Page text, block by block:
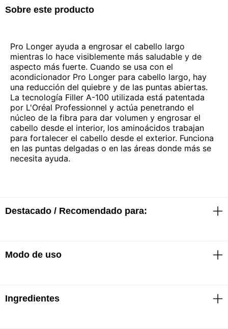
Sobre este producto
Pro Longer ayuda a engrosar el cabello largo
mientras lo hace visiblemente más saludable y de
aspecto más fuerte. Cuando se usa con el
acondicionador Pro Longer para cabello largo, hay
una reducción del quiebre y de las puntas abiertas.
La tecnología Filler A-100 utilizada está patentada
por L'Oréal Professionnel y actúa penetrando el
núcleo de la fibra para dar volumen y engrosar el
cabello desde el interior, los aminoácidos trabajan
para fortalecer el cabello desde el exterior. Funciona
en las puntas delgadas o en las áreas donde más se
necesita ayuda.
Destacado / Recomendado para:
· 94% menos quiebre
Modo de uso
· Aplicar uniformemente sobre el cabello mojado y
Ingredientes